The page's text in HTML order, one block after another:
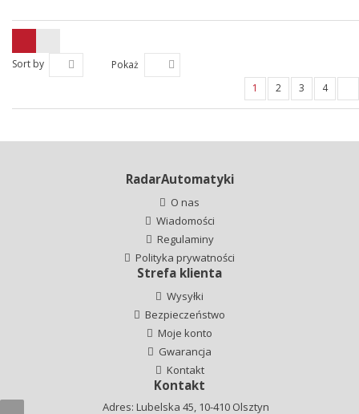
Sort by
Pokaż
1
2 3 4
RadarAutomatyki
O nas
Wiadomości
Regulaminy
Polityka prywatności
Strefa klienta
Wysyłki
Bezpieczeństwo
Moje konto
Gwarancja
Kontakt
Kontakt
Adres: Lubelska 45, 10-410 Olsztyn